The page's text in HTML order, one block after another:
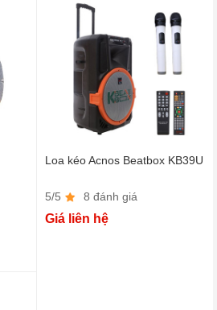
Loa kéo Acnos Beatbox KB39U
5/5 8 đánh giá
Giá liên hệ